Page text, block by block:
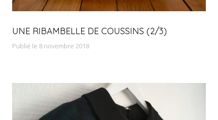
UNE RIBAMBELLE DE COUSSINS (2/3)
Publié le 8 novembre 2018